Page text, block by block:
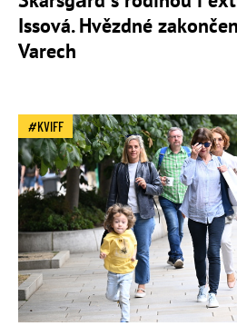
Issová. Hvězdné
Varech
KVIFF